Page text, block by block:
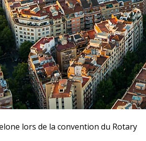
lors de la convention du Rotary